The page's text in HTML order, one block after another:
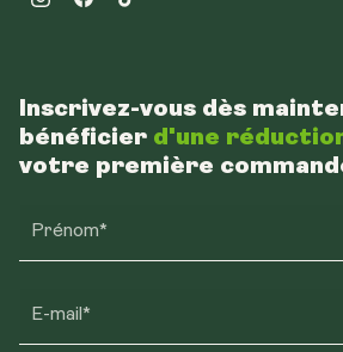
InstagramFacebookTikTok
Inscrivez-vous dès
bénéficier d'une
votre première
Prénom*
E-mail*